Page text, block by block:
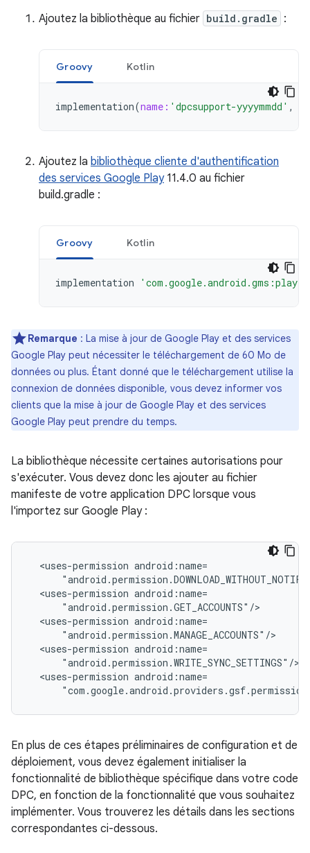
Ajoutez la bibliothèque au fichier build.gradle :
Groovy Kotlin
implementation(name: 'dpcsupport-yyyymmdd' ,
Ajoutez la bibliothèque cliente d'authentification
des services Google Play11.4.0 au fichier
build.gradle :
Groovy Kotlin
implementation
Remarque : La mise à jour de Google Play et des services
Google Play peut nécessiter le téléchargement de 60 Mo de
données ou plus. Étant donné que le téléchargement utilise la
connexion de données disponible, vous devez informer vos
clients que la mise à jour de Google Play et des services
Google Play peut prendre du temps.
La bibliothèque nécessite certaines autorisations pour
s'exécuter. Vous devez donc les ajouter au fichier
manifeste de votre application DPC lorsque vous
l'importez sur Google Play :
<uses-permission
<uses-permission
<uses-permission
<uses-permission
<uses-permission
En plus de ces étapes préliminaires de configuration et de
déploiement, vous devez également initialiser la
fonctionnalité de bibliothèque spécifique dans votre code
DPC, en fonction de la fonctionnalité que vous souhaitez
implémenter. Vous trouverez les détails dans les sections
correspondantes ci-dessous.